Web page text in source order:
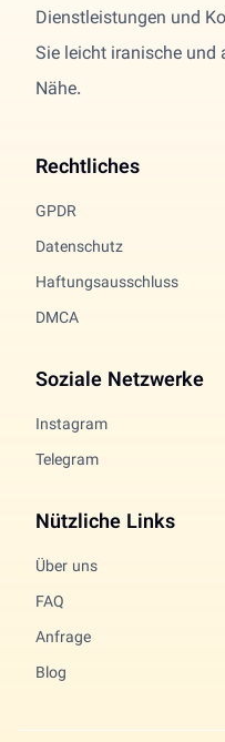
Dienstleistungen und
Sie leicht iranische und
Nähe.
Rechtliches
GPDR
Datenschutz
Haftungsausschluss
DMCA
Soziale Netzwerke
Instagram
Telegram
Nützliche Links
Über uns
FAQ
Anfrage
Blog